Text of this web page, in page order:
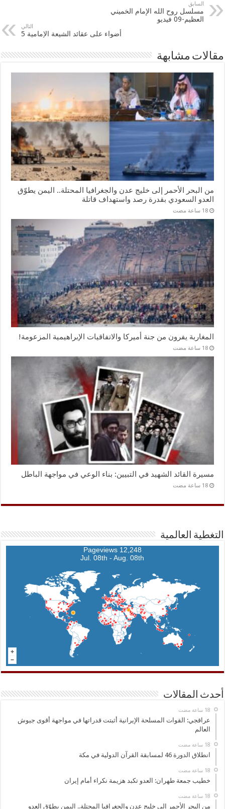
السابق
مسلسل روح الله الإمام الخميني
العظيم-09 فيديو
التالي
أضواء على عقائد الشيعة الإمامية 5
مقالات مشابهة
من البحر الأحمر إلى خليج عدن والجغرافيا المحتلة.. اليمن يطوّق
العدو السعودي بقدرة رصد واستهداف قاتلة
‏18 ساعة مضت
المغاربة يفرون من جنة أميركا والاتفاقيات الإبراهيمية المزعومة!
‏18 ساعة مضت
مسيرة القائد الشهيد في التبيين: بناء الوعي في مواجهة الباطل
‏18 ساعة مضت
التغطية العالمية
12,248 Pageviews
Jul. 08th - Aug. 08th
أحدث المقالات
عراقجي: القوات المسلحة الإيرانية أثبتت قدراتها في مواجهة أقوى جيوش
العالم
انطلاق الدورة 46 لمسابقة القرآن الدولية في مكة
خطيب جمعة طهران: العدو تكبد هزيمة نكراء أمام إيران
من البحر الأحمر إلى خليج عدن والجغرافيا المحتلة.. اليمن يطوّق العدو